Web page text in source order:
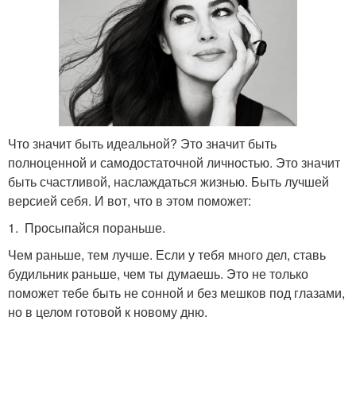
Что значит быть идеальной? Это значит быть
полноценной и самодостаточной личностью. Это значит
быть счастливой, наслаждаться жизнью. Быть лучшей
версией себя. И вот, что в этом поможет:
1. Просыпайся пораньше.
Чем раньше, тем лучше. Если у тебя много дел, ставь
будильник раньше, чем ты думаешь. Это не только
поможет тебе быть не сонной и без мешков под глазами,
но в целом готовой к новому дню.